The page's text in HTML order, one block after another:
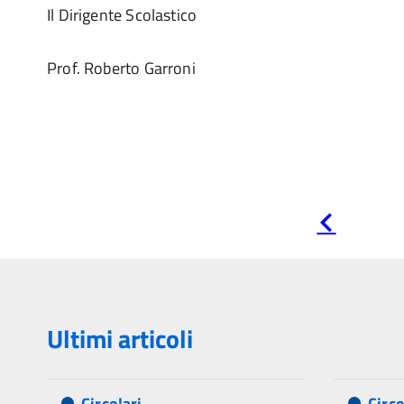
Il Dirigente Scolastico
Prof. Roberto Garroni
precedente
Ultimi articoli